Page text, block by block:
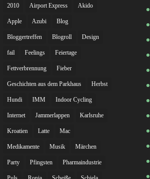
2010 Airport Express Akido
Apple Azubi Blog
Bloggertreffen Blogroll Design
fail Feelings Feiertage
Fettverbrennung Fieber
Geschichten aus dem Parkhaus Herbst
Hundi IMM Indoor Cycling
Internet Jammerlappen Karlsruhe
Kroatien Latte Mac
Medikamente Musik Märchen
Party Pfingsten Pharmaindustrie